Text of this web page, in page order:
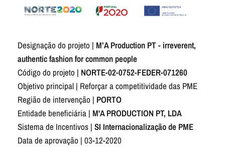
Designação do projeto | M’A Production PT - irreverent,
authentic fashion for common people
Código do projeto | NORTE-02-0752-FEDER-071260
Objetivo principal | Reforçar a competitividade das PME
Região de intervenção | PORTO
Entidade beneficiária | M'A PRODUCTION PT, LDA
Sistema de Incentivos |SI Internacionalização de PME
Data de aprovação | 03-12-2020